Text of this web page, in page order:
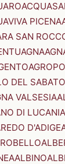
PICENA
SAN
AGNA
DEL SABATO
VALSESIA
DI LUCANIA
D'ADIGE
ALBINO